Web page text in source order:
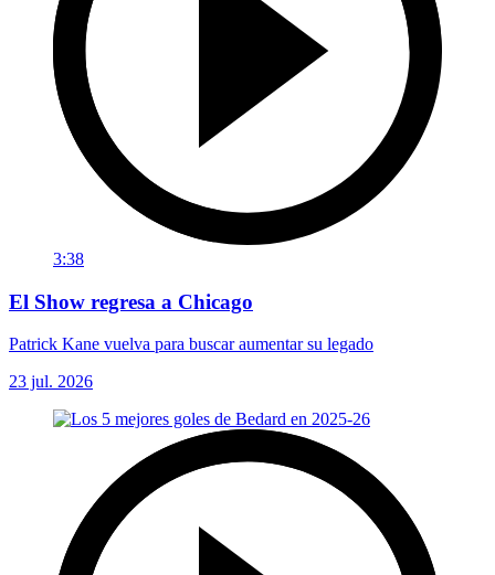
3:38
El Show regresa a Chicago
Patrick Kane vuelva para buscar aumentar su legado
23 jul. 2026